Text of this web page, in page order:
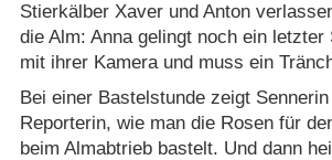
Stierkälber Xaver und Anton
die Alm: Anna gelingt noch ein letzter
mit ihrer Kamera und muss ein
Bei einer Bastelstunde zeigt
Reporterin, wie man die Rosen für
beim Almabtrieb bastelt. Und dann